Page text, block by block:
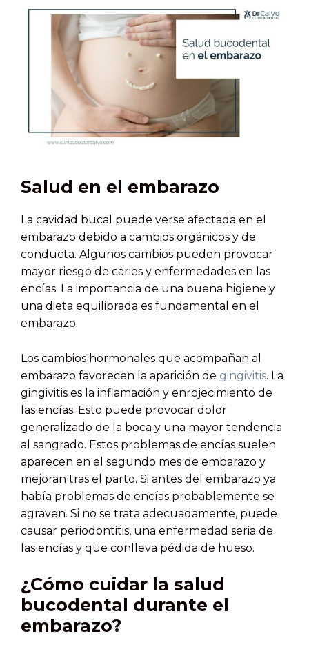
Salud en el embarazo
La cavidad bucal puede verse afectada en el
embarazo debido a cambios orgánicos y de
conducta. Algunos cambios pueden provocar
mayor riesgo de caries y enfermedades en las
encías. La importancia de una buena higiene y
una dieta equilibrada es fundamental en el
embarazo.
Los cambios hormonales que acompañan al
embarazo favorecen la aparición de gingivitis. La
gingivitis es la inflamación y enrojecimiento de
las encías. Esto puede provocar dolor
generalizado de la boca y una mayor tendencia
al sangrado. Estos problemas de encías suelen
aparecen en el segundo mes de embarazo y
mejoran tras el parto. Si antes del embarazo ya
había problemas de encías probablemente se
agraven. Si no se trata adecuadamente, puede
causar periodontitis, una enfermedad seria de
las encías y que conlleva pédida de hueso.
¿Cómo cuidar la salud
bucodental durante el
embarazo?